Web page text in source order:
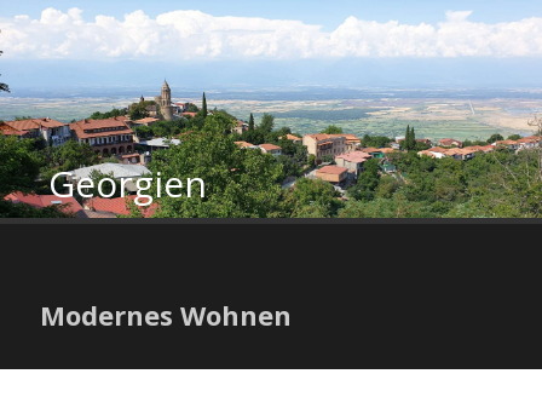
Zum
Inhalt
springen
Georgien
Modernes Wohnen